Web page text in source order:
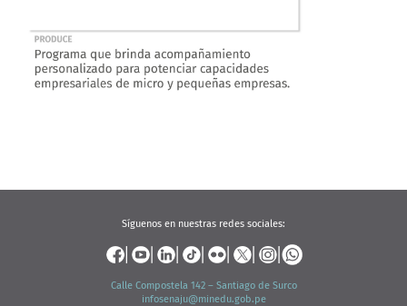
Síguenos en nuestras redes sociales:
Calle Compostela 142 – Santiago de Surco
infosenaju@minedu.gob.pe